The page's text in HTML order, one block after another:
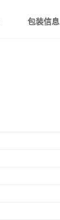
包装信息